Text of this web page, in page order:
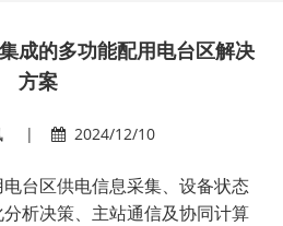
成的多功能配用电台区解决
方案
| 2024/12/10
台区供电信息采集、设备状态
析决策、主站通信及协同计算